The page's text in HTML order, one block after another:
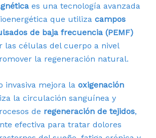
es una tecnología avanzada
que utiliza campos
de baja frecuencia (PEMF)
las células del cuerpo a nivel
la regeneración natural.
invasiva mejora la oxigenación
la circulación sanguínea y
de regeneración de tejidos,
efectiva para tratar dolores